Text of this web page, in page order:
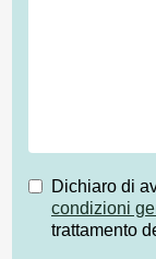
Dichiaro di
condizioni
trattamento